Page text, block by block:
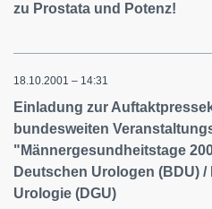
zu Prostata und Potenz!
18.10.2001 – 14:31
Einladung zur
bundesweiten
"Männergesundheitstage
Deutschen Urologen (BDU)
Urologie (DGU)